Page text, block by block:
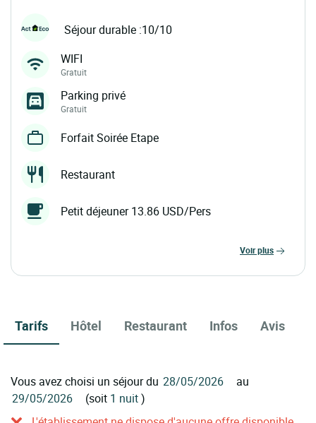
Séjour durable :10/10
WIFI
Gratuit
Parking privé
Gratuit
Forfait Soirée Etape
Restaurant
Petit déjeuner 13.86 USD/Pers
voir plus
Tarifs Hôtel Restaurant Infos Avis
Vous avez choisi un séjour du
au
(soit 1 nuit)